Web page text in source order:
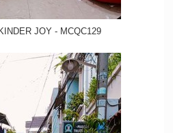
JOY - MCQC129